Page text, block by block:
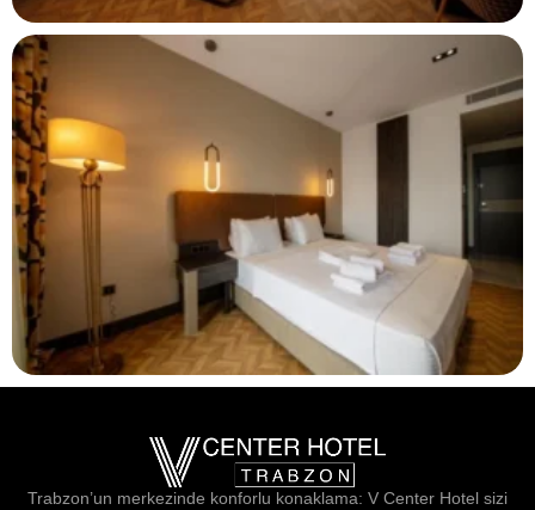
Trabzon’un merkezinde konforlu konaklama: V Center Hotel sizi